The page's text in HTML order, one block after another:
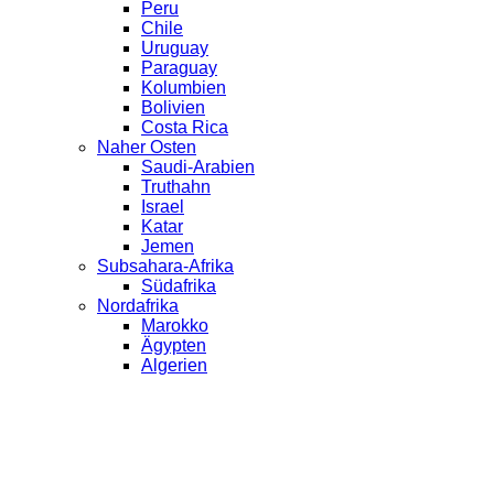
Peru
Chile
Uruguay
Paraguay
Kolumbien
Bolivien
Costa Rica
Naher Osten
Saudi-Arabien
Truthahn
Israel
Katar
Jemen
Subsahara-Afrika
Südafrika
Nordafrika
Marokko
Ägypten
Algerien